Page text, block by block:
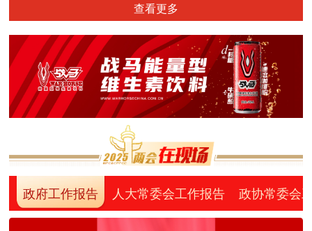
查看更多
政府工作报告 人大常委会工作报告 政协常委会